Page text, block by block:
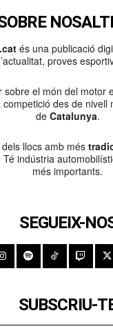
és una publicació
proves
sobre el món del motor
competició des de nivell
de Catalunya.
llocs amb més
Té indústria
més importants.
SEGUEIX-
SUBSCRIU-